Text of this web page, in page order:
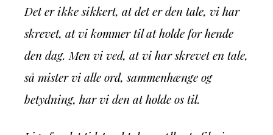
Det er ikke sikkert, at det er den tale, vi har
skrevet, at vi kommer til at holde for hende
den dag. Men vi ved, at vi har skrevet en tale,
så mister vi alle ord, sammenhænge og
betydning, har vi den at holde os til.